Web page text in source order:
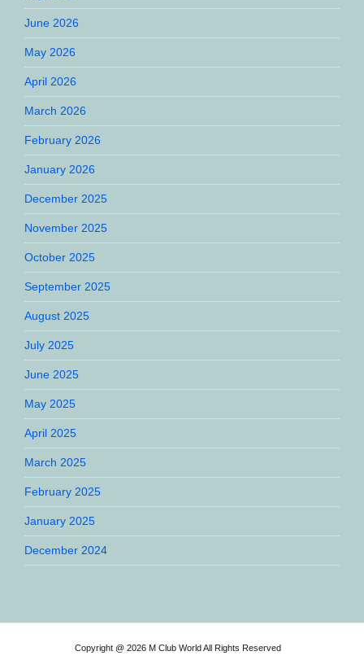
June 2026
May 2026
April 2026
March 2026
February 2026
January 2026
December 2025
November 2025
October 2025
September 2025
August 2025
July 2025
June 2025
May 2025
April 2025
March 2025
February 2025
January 2025
December 2024
Copyright @ 2026 M Club World All Rights Reserved